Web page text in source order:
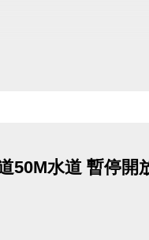
50M水道 暫停開